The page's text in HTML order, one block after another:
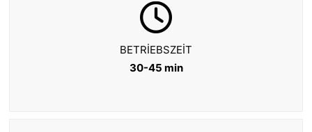
BETRIEBSZEIT
30-45 min